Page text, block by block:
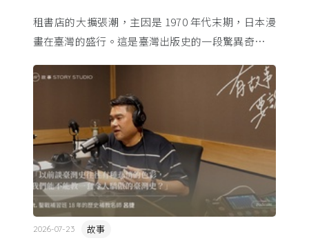
租書店的大擴張潮，主因是 1970 年代末期，日本漫
畫在臺灣的盛行。這是臺灣出版史的一段驚異奇航。
的協定保護 ...
故事
2026-07-23